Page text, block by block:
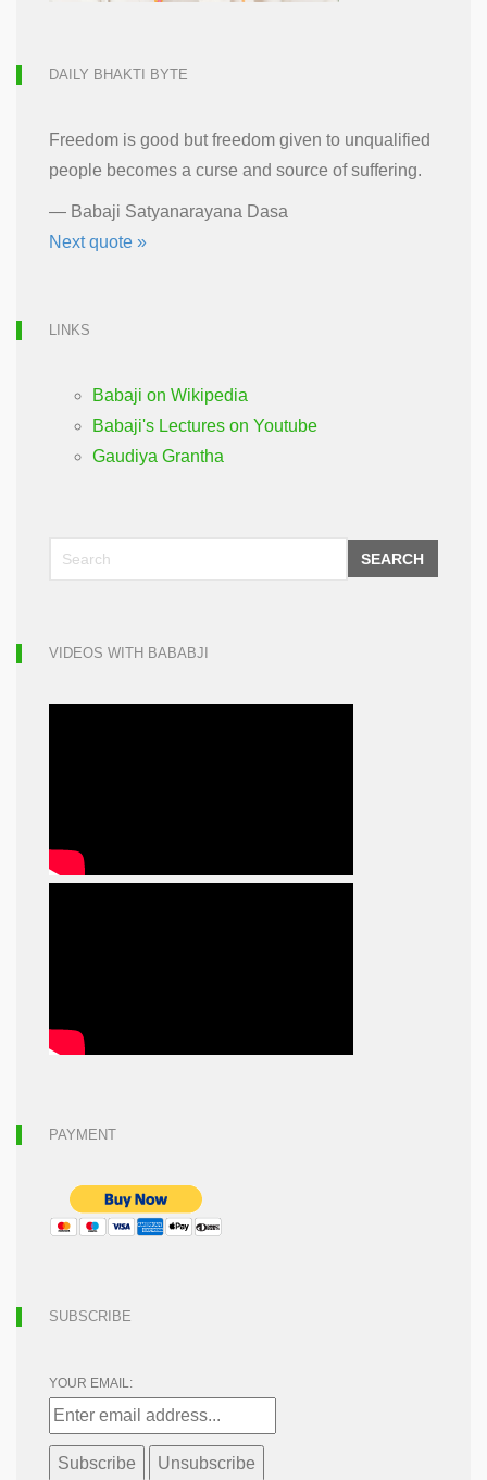
DAILY BHAKTI BYTE
Freedom is good but freedom given to unqualified
people becomes a curse and source of suffering.
— Babaji Satyanarayana Dasa
Next quote »
LINKS
Babaji on Wikipedia
Babaji's Lectures on Youtube
Gaudiya Grantha
SEARCH
VIDEOS WITH BABABJI
PAYMENT
SUBSCRIBE
YOUR EMAIL: